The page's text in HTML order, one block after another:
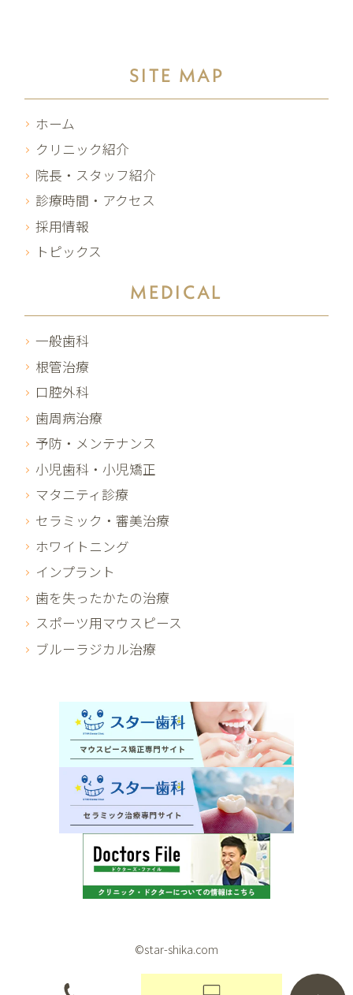
SITE MAP
ホーム
クリニック紹介
院長・スタッフ紹介
診療時間・アクセス
採用情報
トピックス
MEDICAL
一般歯科
根管治療
口腔外科
歯周病治療
予防・メンテナンス
小児歯科・小児矯正
マタニティ診療
セラミック・審美治療
ホワイトニング
インプラント
歯を失ったかたの治療
スポーツ用マウスピース
ブルーラジカル治療
©star-shika.com